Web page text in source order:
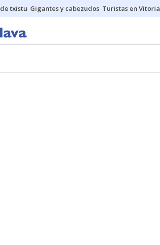
txistu Gigantes y cabezudos Turistas en Vitoria